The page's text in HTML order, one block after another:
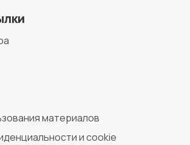
материалов
и cookie